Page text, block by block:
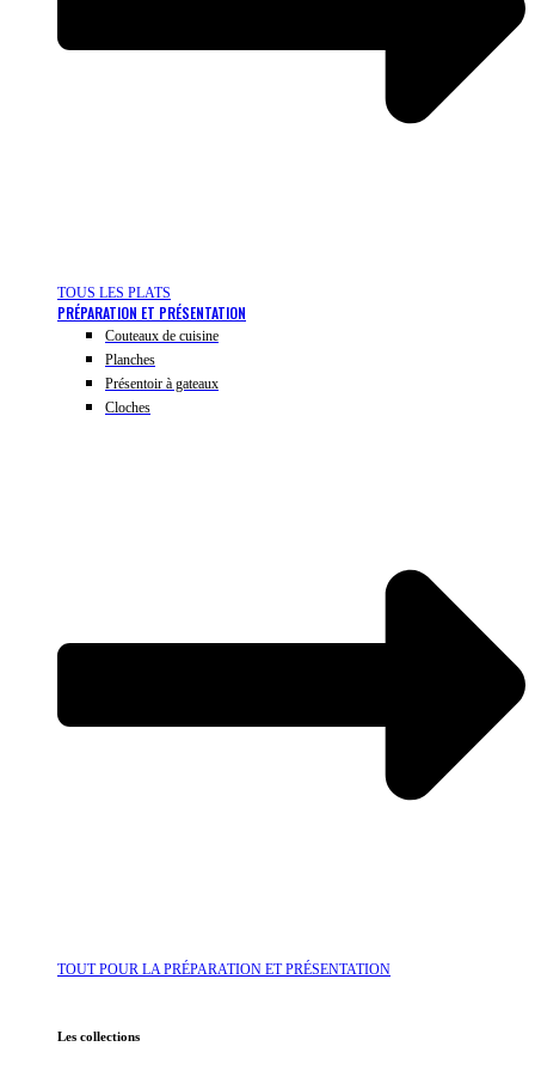
TOUS LES PLATS
PRÉPARATION ET PRÉSENTATION
Couteaux de cuisine
Planches
Présentoir à gateaux
Cloches
TOUT POUR LA PRÉPARATION ET PRÉSENTATION
Les collections